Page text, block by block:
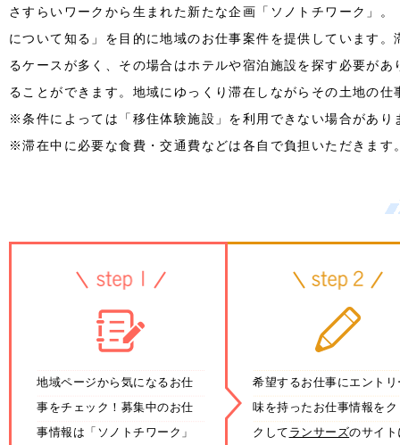
さすらいワークから生まれた新たな企画「ソノトチワーク」
について知る」を目的に地域のお仕事案件を提供しています
るケースが多く、その場合はホテルや宿泊施設を探す必要が
ることができます。地域にゆっくり滞在しながらその土地の
※条件によっては「移住体験施設」を利用できない場合があ
※滞在中に必要な食費・交通費などは各自で負担いただきま
地域ページから気になるお仕
事をチェック！募集中のお仕
事情報は「ソノトチワーク」
希望するお仕事にエントリ
味を持ったお仕事情報をク
クして ランサーズのサイト